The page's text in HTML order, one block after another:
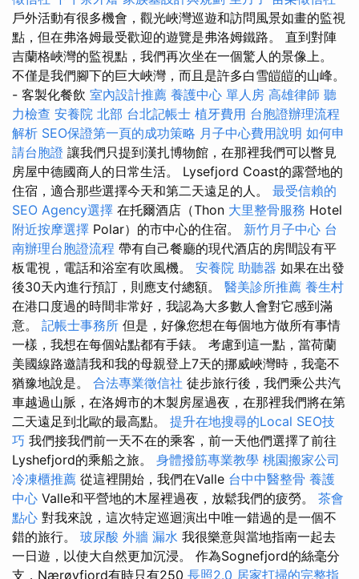
戶外活動有很多機會，觀光峽灣巡遊和訪問風景如畫的監視
點，但在弗洛姆最受歡迎的遊覽是弗洛姆鐵路。 直到對陣
吉蘭格峽灣的監視點，我們再次坐在一個驚人的景像上。
不僅是我們腳下的巨大峽灣，而且是許多白雪皚皚的山峰。
- 客製化餐飲 室內設計推薦 養護中心 單人房 高雄律師 聽
力檢查 安養院 北部 台北記帳士 植牙費用 台胞證辦理流程
解析 SEO保證第一頁的成功策略 月子中心費用說明 如何申
請台胞證 讓我們只提到漢扎博物館，在那裡我們可以瞥見
房屋中德國商人的日常生活。 Lysefjord Coast的露營地的
住宿，適合那些選擇今天和第二天遠足的人。 最受信賴的
SEO Agency選擇 在托爾酒店（Thon 大里整骨服務 Hotel
附近按摩選擇 Polar）的市中心的住宿。 新竹月子中心 台
南辦理台胞證流程 帶有自己餐廳的現代酒店的房間設有平
板電視，電話和浴室有吹風機。 安養院 助聽器 如果在出發
後30天內進行預訂，則應支付總額。 醫美診所推薦 養生村
在港口度過的時間非常好，我認為大多數人會對它感到滿
意。 記帳士事務所 但是，好像您想在每個地方做所有事情
一樣，我想在每個站點都有手錶。 考慮到這一點，當荷蘭
美國線路邀請我和我的母親登上7天的挪威峽灣時，我毫不
猶豫地說是。 合法專業徵信社 徒步旅行後，我們乘公共汽
車越過山脈，在洛姆市的木製房屋過夜，在那裡我們將在第
二天遠足到北歐的最高點。 提升在地搜尋的Local SEO技
巧 我們接我們前一天不在的乘客，前一天他們選擇了前往
Lyshefjord的乘船之旅。 身體撥筋專業教學 桃園搬家公司
冷凍櫃推薦 從這裡開始，我們在Valle 台中中醫整骨 養護
中心 Valle和平營地的木屋裡過夜，放鬆我們的疲勞。 茶會
點心 對我來說，這次特定巡迴演出中唯一錯過的是一個不
錯的旅行。 玻尿酸 外牆 漏水 我很樂意與當地指南一起去
一日遊，以使大自然更加沉浸。 作為Sognefjord的絲毫分
支，Nærøyfjord有時只有250 長照2.0 居家打掃的完整指